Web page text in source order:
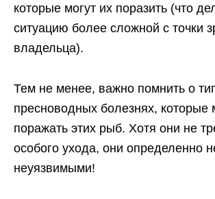
которые могут их поразить (что
ситуацию более сложной с точки
владельца).
Тем не менее, важно помнить о
пресноводных болезнях, которые
поражать этих рыб. Хотя они не
особого ухода, они определенно
неуязвимыми!